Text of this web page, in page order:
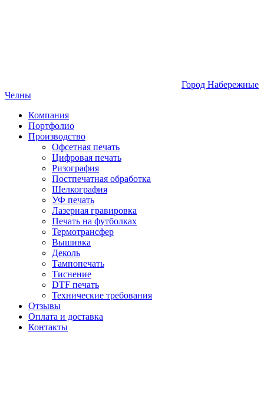
Город Набережные
Челны
Компания
Портфолио
Производство
Офсетная печать
Цифровая печать
Ризография
Постпечатная обработка
Шелкография
УФ печать
Лазерная гравировка
Печать на футболках
Термотрансфер
Вышивка
Деколь
Тампопечать
Тиснение
DTF печать
Технические требования
Отзывы
Оплата и доставка
Контакты